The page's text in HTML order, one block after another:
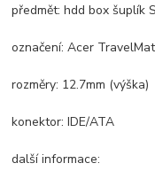
předmět: hdd box šuplík
označení: Acer
rozměry: 12.7mm (výška)
konektor: IDE/ATA
další informace: